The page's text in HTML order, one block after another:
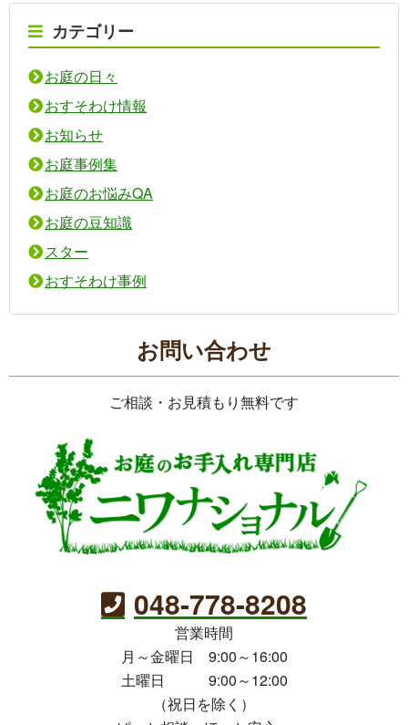
カテゴリー
お庭の日々
おすそわけ情報
お知らせ
お庭事例集
お庭のお悩みQA
お庭の豆知識
スター
おすそわけ事例
お問い合わせ
ご相談・お見積もり無料です
048-778-8208
営業時間
月～金曜日 9:00～16:00
土曜日 9:00～12:00
（祝日を除く）